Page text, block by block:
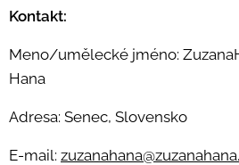
Kontakt:
Meno/umělecké jméno:
Hana
Adresa: Senec, Slovensko
E-mail: